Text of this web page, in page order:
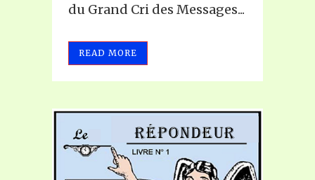
du Grand Cri des Messages...
READ MORE